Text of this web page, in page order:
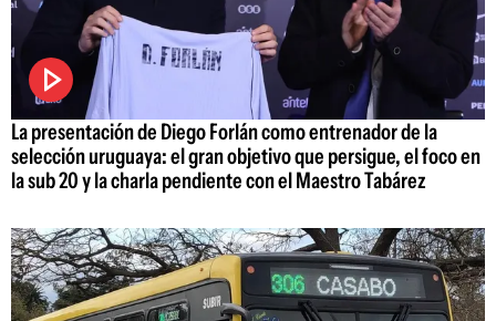
La presentación de Diego Forlán como entrenador de la
selección uruguaya: el gran objetivo que persigue, el foco en
la sub 20 y la charla pendiente con el Maestro Tabárez